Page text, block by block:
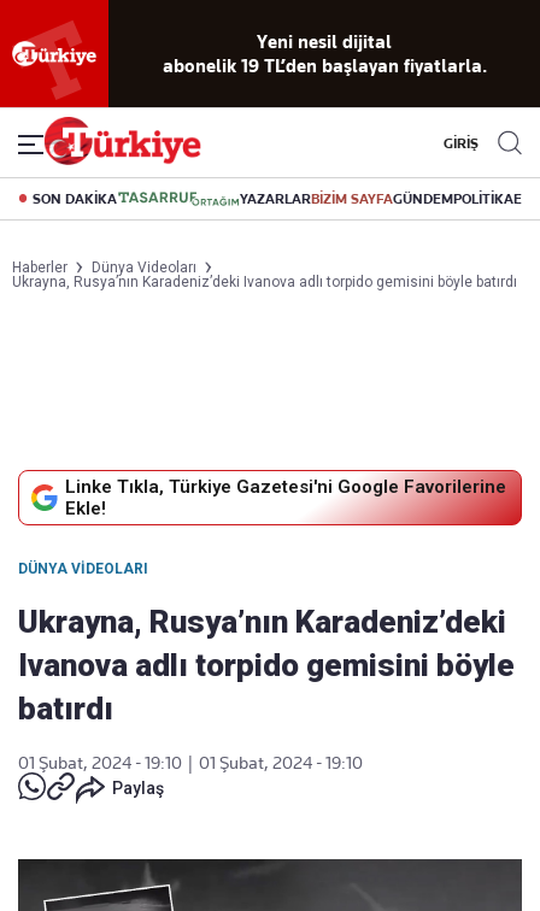
Yeni nesil dijital
abonelik 19 TL’den başlayan fiyatlarla.
GİRİŞ
SON DAKİKA YAZARLARBİZİM SAYFAGÜNDEMPOLİTİKA
Haberler
Dünya Videoları
Ukrayna, Rusya’nın Karadeniz’deki Ivanova adlı torpido gemisini böyle batırdı
Linke Tıkla, Türkiye Gazetesi'ni Google Favorilerine
Ekle!
DÜNYA VIDEOLARI
Ukrayna, Rusya’nın Karadeniz’deki
Ivanova adlı torpido gemisini böyle
batırdı
01 Şubat, 2024 - 19:10
01 Şubat, 2024 - 19:10
Paylaş